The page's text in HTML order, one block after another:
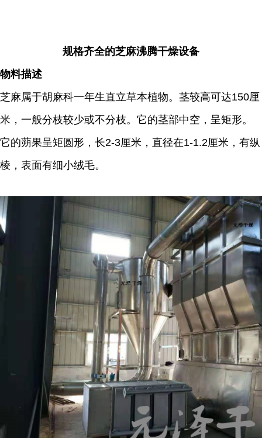
规格齐全的芝麻沸腾干燥设备
物料描述
芝麻属于胡麻科一年生直立草本植物。茎较高可达150厘
米，一般分枝较少或不分枝。它的茎部中空，呈矩形。
它的蒴果呈矩圆形，长2-3厘米，直径在1-1.2厘米，有纵
棱，表面有细小绒毛。